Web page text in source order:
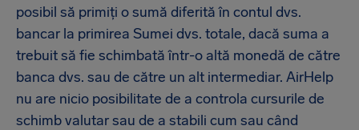
posibil să primiți o sumă diferită în contul dvs.
bancar la primirea Sumei dvs. totale, dacă suma a
trebuit să fie schimbată într-o altă monedă de către
banca dvs. sau de către un alt intermediar. AirHelp
nu are nicio posibilitate de a controla cursurile de
schimb valutar sau de a stabili cum sau când